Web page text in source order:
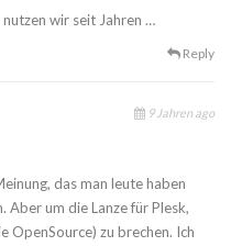
wir seit Jahren …
Reply
9 Jahren ago
das man leute haben
Aber um die Lanze für Plesk,
OpenSource) zu brechen. Ich